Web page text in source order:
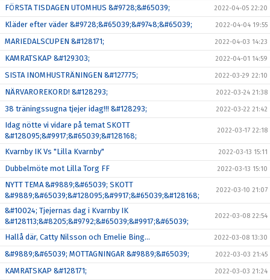
FÖRSTA TISDAGEN UTOMHUS &#9728;&#65039; 2022-04-05 22:20
Kläder efter väder &#9728;&#65039;&#9748;&#65039; 2022-04-04 19:55
MARIEDALSCUPEN &#128171; 2022-04-03 14:23
KAMRATSKAP &#129303; 2022-04-01 14:59
SISTA INOMHUSTRÄNINGEN &#127775; 2022-03-29 22:10
NÄRVAROREKORD! &#128293; 2022-03-24 21:38
38 träningssugna tjejer idag!!! &#128293; 2022-03-22 21:42
Idag nötte vi vidare på temat SKOTT
&#128095;&#9917;&#65039;&#128168;
2022-03-17 22:18
Kvarnby IK Vs "Lilla Kvarnby" 2022-03-13 15:11
Dubbelmöte mot Lilla Torg FF 2022-03-13 15:10
NYTT TEMA &#9889;&#65039; SKOTT
&#9889;&#65039;&#128095;&#9917;&#65039;&#128168;
2022-03-10 21:07
&#10024; Tjejernas dag i Kvarnby IK
&#128113;&#8205;&#9792;&#65039;&#9917;&#65039;
2022-03-08 22:54
Hallå där, Catty Nilsson och Emelie Bing… 2022-03-08 13:30
&#9889;&#65039; MOTTAGNINGAR &#9889;&#65039; 2022-03-03 21:45
KAMRATSKAP &#128171; 2022-03-03 21:24